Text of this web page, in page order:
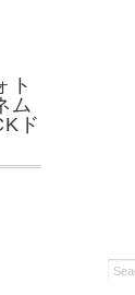
ト
ム
ド